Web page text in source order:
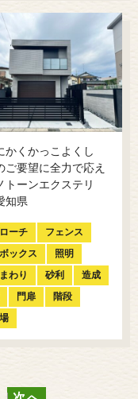
かくかっこよくし
ご要望に全力で応え
トーンエクステリ
知県
ーチ
フェンス
ックス
照明
わり
砂利
造成
門扉
階段